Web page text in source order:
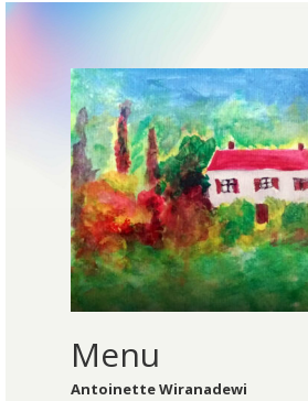
Menu
Antoinette Wiranadewi